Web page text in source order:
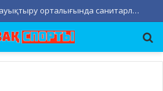
«Олимп» спорттық-сауықтыру орталығында санитарлық-тазалық жұмыстары жүргізілді